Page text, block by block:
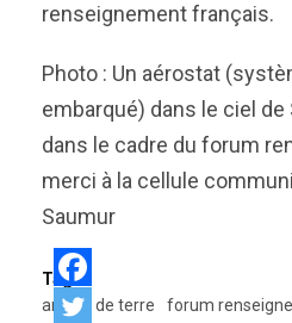
renseignement français.
Photo : Un aérostat
embarqué) dans le ciel de
dans le cadre du forum
merci à la cellule
Saumur
Tags:
armée de terre
forum